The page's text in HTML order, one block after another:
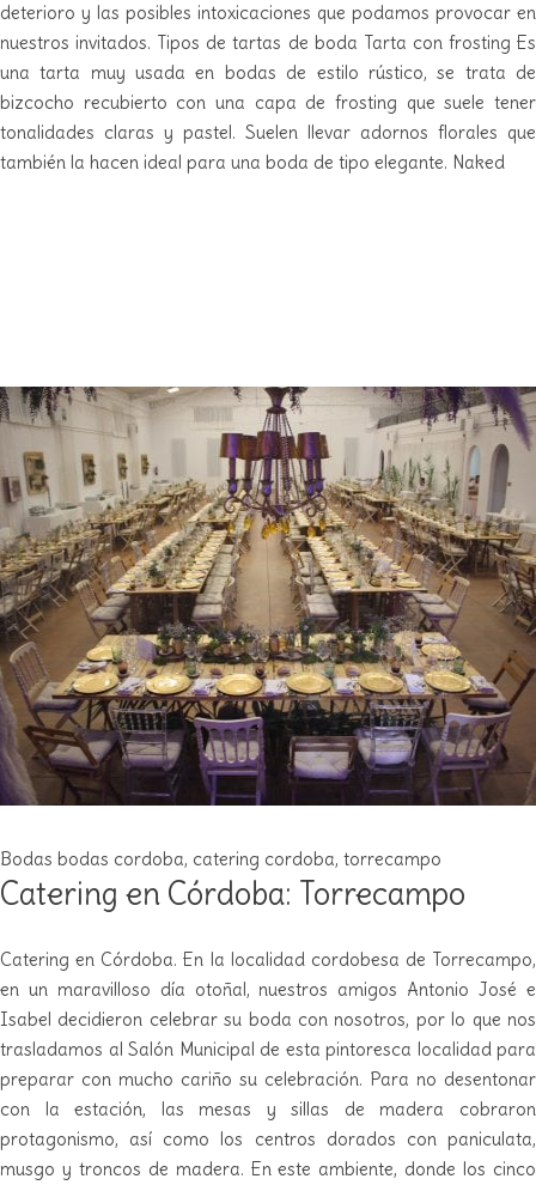
deterioro y las posibles intoxicaciones que podamos provocar en
nuestros invitados. Tipos de tartas de boda Tarta con frosting Es
una tarta muy usada en bodas de estilo rústico, se trata de
bizcocho recubierto con una capa de frosting que suele tener
tonalidades claras y pastel. Suelen llevar adornos florales que
también la hacen ideal para una boda de tipo elegante. Naked
Bodas bodas cordoba, catering cordoba, torrecampo
Catering en Córdoba: Torrecampo
Catering en Córdoba. En la localidad cordobesa de Torrecampo,
en un maravilloso día otoñal, nuestros amigos Antonio José e
Isabel decidieron celebrar su boda con nosotros, por lo que nos
trasladamos al Salón Municipal de esta pintoresca localidad para
preparar con mucho cariño su celebración. Para no desentonar
con la estación, las mesas y sillas de madera cobraron
protagonismo, así como los centros dorados con paniculata,
musgo y troncos de madera. En este ambiente, donde los cinco